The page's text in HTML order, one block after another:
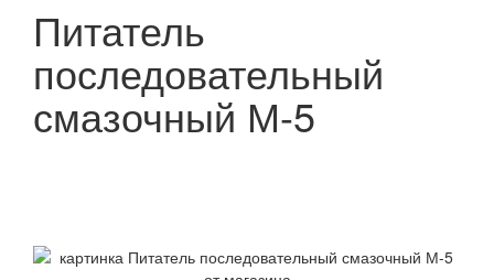
Питатель
последовательный
смазочный М-5